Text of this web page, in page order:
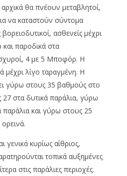
αρχικά θα πνέουν μεταβλητοί,
να καταστούν σύντομα
ασθενείς μέχρι
παροδικά στα
4 με 5 Μποφόρ. Η
μέχρι λίγο ταραγμένη. Η
γύρω στους 35 βαθμούς στο
στα δυτικά παράλια, γύρω
και γύρω στους 25
γενικά κυρίως αίθριος,
τοπικά αυξημένες
στις παράλιες περιοχές.